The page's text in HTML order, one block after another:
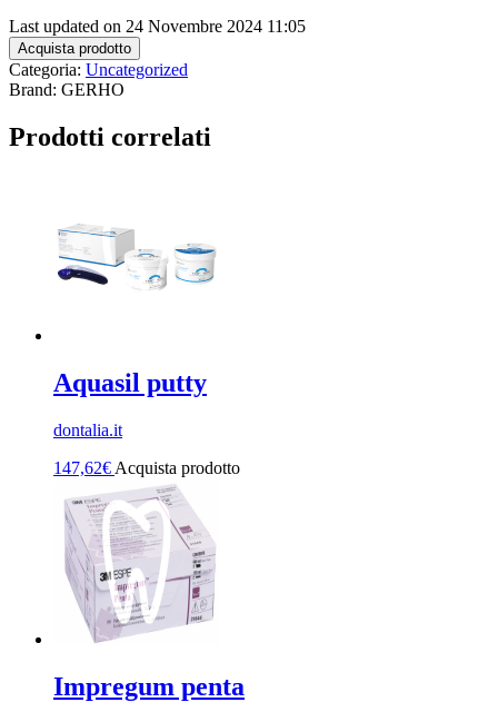
Last updated on 24 Novembre 2024 11:05
Acquista prodotto
Categoria: Uncategorized
Brand: GERHO
Prodotti correlati
Aquasil putty
dontalia.it
147,62€ Acquista prodotto
Impregum penta